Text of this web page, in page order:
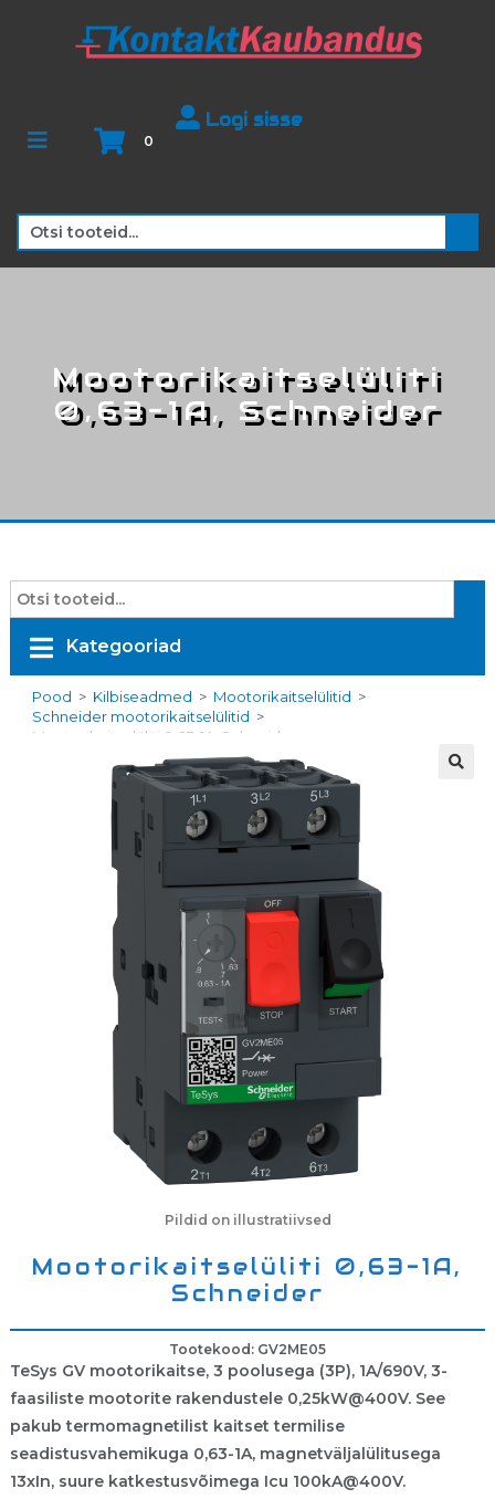
0
Logi sisse
Mootorikaitselüliti
0,63-1A, Schneider
Kategooriad
Pood > Kilbiseadmed > Mootorikaitselülitid >
Schneider mootorikaitselülitid >
Mootorikaitselüliti 0,63-1A, Schneider
Mootorikaitselüliti 0,63-1A,
Schneider
Tootekood: GV2ME05
TeSys GV mootorikaitse, 3 poolusega (3P), 1A/690V, 3-
faasiliste mootorite rakendustele 0,25kW@400V. See
pakub termomagnetilist kaitset termilise
seadistusvahemikuga 0,63-1A, magnetväljalülitusega
13xIn, suure katkestusvõimega Icu 100kA@400V.
Pildid on illustratiivsed